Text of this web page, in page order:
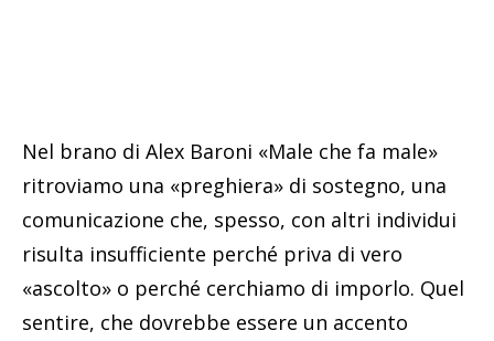
Nel brano di Alex Baroni «Male che fa male»
ritroviamo una «preghiera» di sostegno, una
comunicazione che, spesso, con altri individui
risulta insufficiente perché priva di vero
«ascolto» o perché cerchiamo di imporlo. Quel
sentire, che dovrebbe essere un accento